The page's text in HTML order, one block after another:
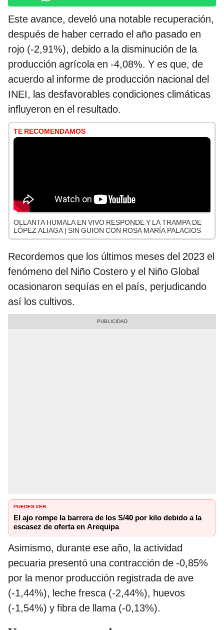
Este avance, develó una notable recuperación,
después de haber cerrado el año pasado en
rojo (-2,91%), debido a la disminución de la
producción agrícola en -4,08%. Y es que, de
acuerdo al informe de producción nacional del
INEI, las desfavorables condiciones climáticas
influyeron en el resultado.
TE RECOMENDAMOS
OLLANTA HUMALA EN VIVO RESPONDE Y LA TRAMPA DE
LÓPEZ ALIAGA | SIN GUION CON ROSA MARÍA PALACIOS
Recordemos que los últimos meses del 2023 el
fenómeno del Niño Costero y el Niño Global
ocasionaron sequías en el país, perjudicando
así los cultivos.
PUEDES VER:
El ajo rompe la barrera de los S/40 por kilo debido a la
escasez de oferta en Arequipa
Asimismo, durante ese año, la actividad
pecuaria presentó una contracción de -0,85%
por la menor producción registrada de ave
(-1,44%), leche fresca (-2,44%), huevos
(-1,54%) y fibra de llama (-0,13%).